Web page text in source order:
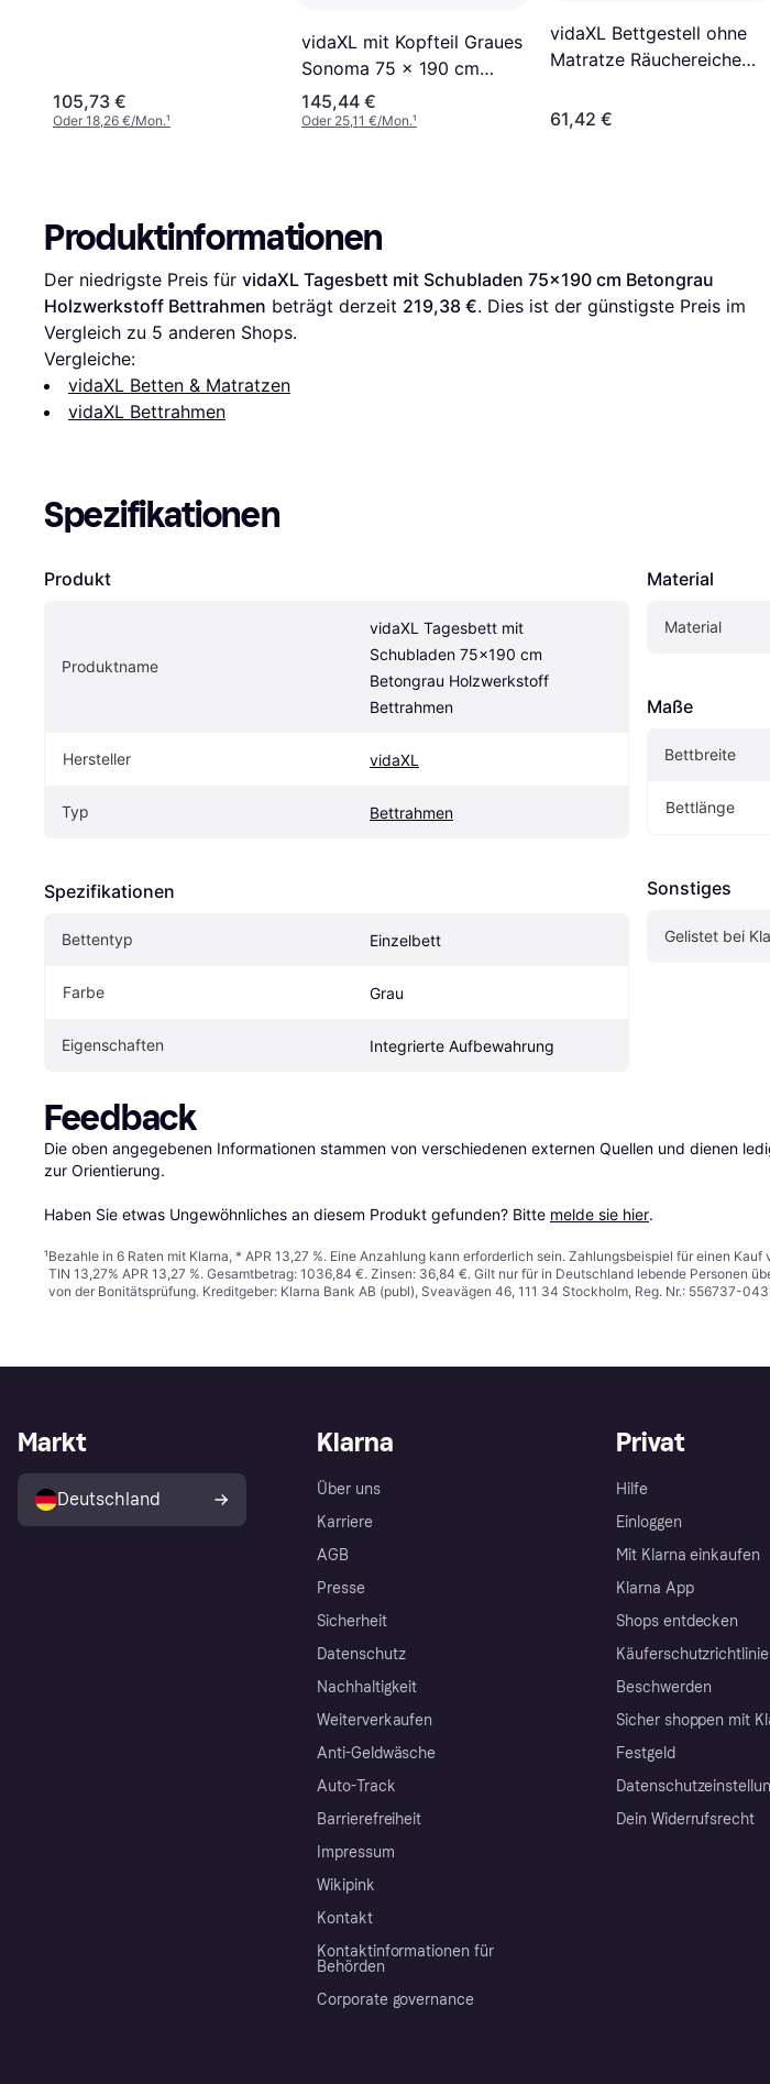
105,73 €
Oder 18,26 €/Mon.¹
vidaXL mit Kopfteil Graues
Sonoma 75 x 190 cm
Bettrahmen
145,44 €
Oder 25,11 €/Mon.¹
vidaXL Bettgestell ohne
Matratze Räuchereiche
Bettrahmen
61,42 €
Produktinformationen
Der niedrigste Preis für vidaXL Tagesbett mit Schubladen 75x190 cm Betongrau
Holzwerkstoff Bettrahmen beträgt derzeit 219,38 €. Dies ist der günstigste Preis im
Vergleich zu 5 anderen Shops.
Vergleiche:
vidaXL Betten & Matratzen
vidaXL Bettrahmen
Spezifikationen
Produkt
Produktname
vidaXL Tagesbett mit
Schubladen 75x190 cm
Betongrau Holzwerkstoff
Bettrahmen
Hersteller vidaXL
Typ Bettrahmen
Spezifikationen
Bettentyp Einzelbett
Farbe Grau
Eigenschaften Integrierte Aufbewahrung
Material
Material
Maße
Bettbreite
Bettlänge
Sonstiges
Gelistet bei
Feedback
Die oben angegebenen Informationen stammen von verschiedenen externen Quellen und dienen
zur Orientierung.
Haben Sie etwas Ungewöhnliches an diesem Produkt gefunden? Bitte melde sie hier.
¹Bezahle in 6 Raten mit Klarna, * APR 13,27 %. Eine Anzahlung kann erforderlich sein. Zahlungsbeispiel für einen
TIN 13,27% APR 13,27 %. Gesamtbetrag: 1036,84 €. Zinsen: 36,84 €. Gilt nur für in Deutschland lebende
von der Bonitätsprüfung. Kreditgeber: Klarna Bank AB (publ), Sveavägen 46, 111 34 Stockholm, Reg. Nr.: 556737-
Klarna
Über uns
Karriere
AGB
Presse
Sicherheit
Datenschutz
Nachhaltigkeit
Weiterverkaufen
Anti-Geldwäsche
Auto-Track
Barrierefreiheit
Impressum
Wikipink
Kontakt
Kontaktinformationen für
Behörden
Corporate governance
Privat
Hilfe
Einloggen
Mit Klarna einkaufen
Klarna App
Shops entdecken
Käuferschutzrichtlinie
Beschwerden
Sicher shoppen mit
Festgeld
Dein Widerrufsrecht
Markt
Deutschland